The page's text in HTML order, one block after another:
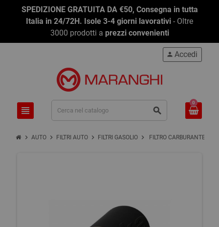
SPEDIZIONE GRATUITA DA €50, Consegna in tutta
Italia in 24/72H. Isole 3-4 giorni lavorativi - Oltre
3000 prodotti a prezzi convenienti
view_headline search
person Accedi
0
chevron_right AUTO chevron_right FILTRI AUTO chevron_right FILTRI GASOLIO chevron_right FILTRO CARBURANTE